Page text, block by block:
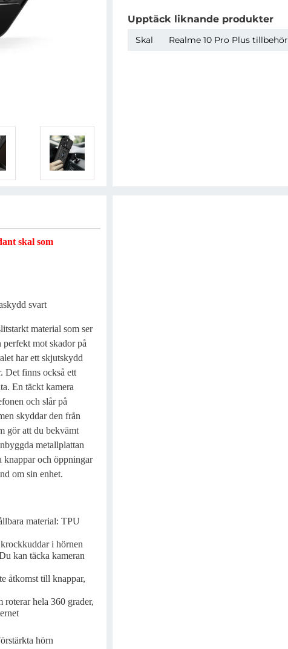
Upptäck liknande produkter
Skal Realme 10 Pro Plus tillbehör
skal som
svart
material som ser
perfekt mot skador på
har ett skjutskydd
Det finns också ett
En täckt kamera
och slår på
skyddar den från
gör att du bekvämt
metallplattan
knappar och öppningar
om sin enhet.
material: TPU
i hörnen
kan täcka kameran
åtkomst till knappar,
hela 360 grader,
hörn